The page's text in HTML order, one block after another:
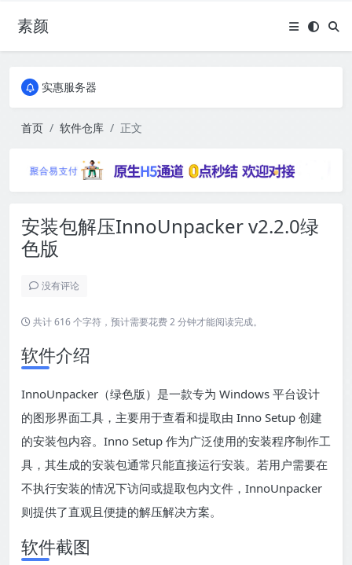
素颜
全国免费包邮流量卡
全国免费包邮流量卡
首页 软件仓库 正文
安装包解压InnoUnpacker v2.2.0绿
色版
没有评论
共计 616 个字符，预计需要花费 2 分钟才能阅读完成。
软件介绍
InnoUnpacker（绿色版）是一款专为 Windows 平台设计
的图形界面工具，主要用于查看和提取由 Inno Setup 创建
的安装包内容。Inno Setup 作为广泛使用的安装程序制作工
具，其生成的安装包通常只能直接运行安装。若用户需要在
不执行安装的情况下访问或提取包内文件，InnoUnpacker
则提供了直观且便捷的解压解决方案。
软件截图